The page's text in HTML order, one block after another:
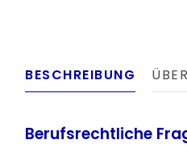
BESCHREIBUNG
Berufsrechtliche